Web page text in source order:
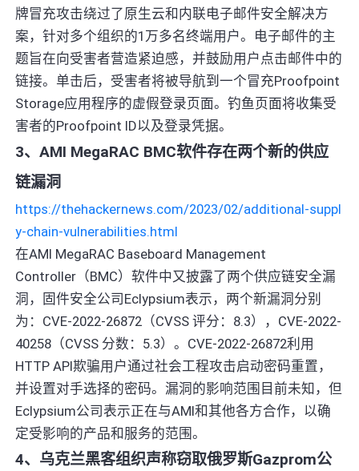
牌冒充攻击绕过了原生云和内联电子邮件安全解决方
案，针对多个组织的1万多名终端用户。电子邮件的主
题旨在向受害者营造紧迫感，并鼓励用户点击邮件中的
链接。单击后，受害者将被导航到一个冒充Proofpoint
Storage应用程序的虚假登录页面。钓鱼页面将收集受
害者的Proofpoint ID以及登录凭据。
3、AMI MegaRAC BMC软件存在两个新的供应
链漏洞
https://thehackernews.com/2023/02/additional-suppl
y-chain-vulnerabilities.html
在AMI MegaRAC Baseboard Management
Controller（BMC）软件中又披露了两个供应链安全漏
洞，固件安全公司Eclypsium表示，两个新漏洞分别
为：CVE-2022-26872（CVSS 评分：8.3），CVE-2022-
40258（CVSS 分数：5.3）。CVE-2022-26872利用
HTTP API欺骗用户通过社会工程攻击启动密码重置，
并设置对手选择的密码。漏洞的影响范围目前未知，但
Eclypsium公司表示正在与AMI和其他各方合作，以确
定受影响的产品和服务的范围。
4、乌克兰黑客组织声称窃取俄罗斯Gazprom公